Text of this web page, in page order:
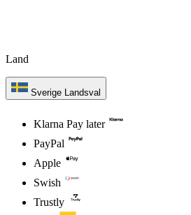
Land
Sverige Landsval
Klarna Pay later
PayPal
Apple
Swish
Trustly